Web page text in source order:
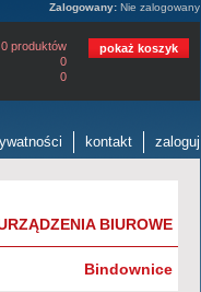
Zalogowany: Nie zalogowany
0 produktów
0
0
pokaż koszyk
kontakt zaloguj
BIUROWE
Bindownice